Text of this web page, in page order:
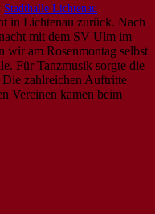
Stadthalle Lichtenau
in Lichtenau zurück. Nach
mit dem SV Ulm im
wir am Rosenmontag selbst
Für Tanzmusik sorgte die
zahlreichen Auftritte
Vereinen kamen beim